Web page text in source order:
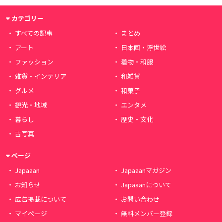
カテゴリー
すべての記事
まとめ
アート
日本画・浮世絵
ファッション
着物・和服
雑貨・インテリア
和雑貨
グルメ
和菓子
観光・地域
エンタメ
暮らし
歴史・文化
古写真
ページ
Japaaan
Japaaanマガジン
お知らせ
Japaaanについて
広告掲載について
お問い合わせ
マイページ
無料メンバー登録